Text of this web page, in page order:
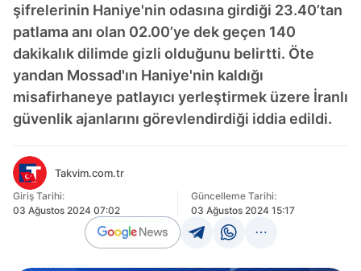
şifrelerinin Haniye'nin odasına girdiği 23.40’tan
patlama anı olan 02.00’ye dek geçen 140
dakikalık dilimde gizli olduğunu belirtti. Öte
yandan Mossad'ın Haniye'nin kaldığı
misafirhaneye patlayıcı yerleştirmek üzere İranlı
güvenlik ajanlarını görevlendirdiği iddia edildi.
Takvim.com.tr
Giriş Tarihi:
03 Ağustos 2024 07:02
Güncelleme Tarihi:
03 Ağustos 2024 15:17